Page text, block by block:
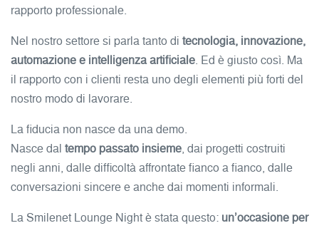
rapporto professionale.
Nel nostro settore si parla tanto di tecnologia, innovazione,
automazione e intelligenza artificiale. Ed è giusto così. Ma
il rapporto con i clienti resta uno degli elementi più forti del
nostro modo di lavorare.
La fiducia non nasce da una demo.
Nasce dal tempo passato insieme, dai progetti costruiti
negli anni, dalle difficoltà affrontate fianco a fianco, dalle
conversazioni sincere e anche dai momenti informali.
La Smilenet Lounge Night è stata questo: un’occasione per